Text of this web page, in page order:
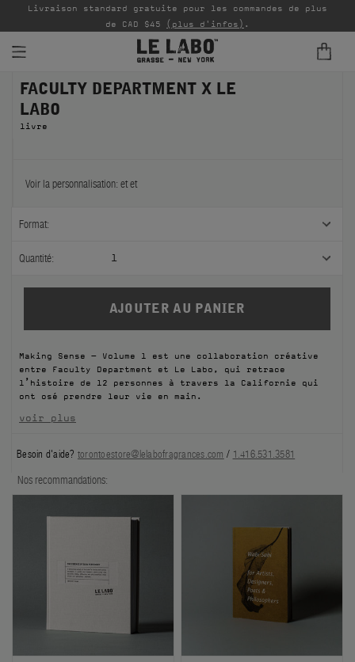
PARFUMS
REFILLS
FILMS
À PROPOS
Compte
Livraison standard gratuite pour les commandes de plus
de CAD $45 (plus d'infos) .
FACULTY DEPARTMENT X LE
LABO
livre
Voir la personnalisation: etet
Format:
Quantité: 1
Making Sense – Volume 1 est une collaboration créative
entre Faculty Department et Le Labo, qui retrace
l’histoire de 12 personnes à travers la Californie qui
ont osé prendre leur vie en main.
voir plus
Besoin d'aide? torontoestore@lelabofragrances.com / 1.416.531.3581
Nos recommandations: